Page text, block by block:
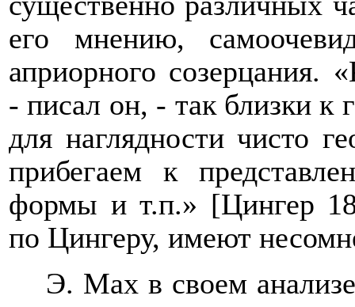
его мнению,
априорного созерцания.
- писал он, - так близки к
для наглядности чисто
прибегаем к
формы и т.п.» [Цингер
по Цингеру, имеют
Э. Мах в своем